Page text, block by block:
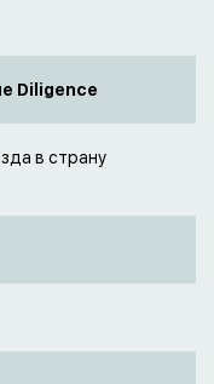
Diligence
в страну